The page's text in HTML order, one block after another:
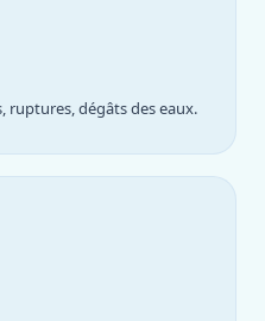
dégâts des eaux.